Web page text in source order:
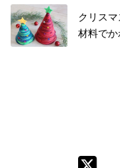
クリス
材料で